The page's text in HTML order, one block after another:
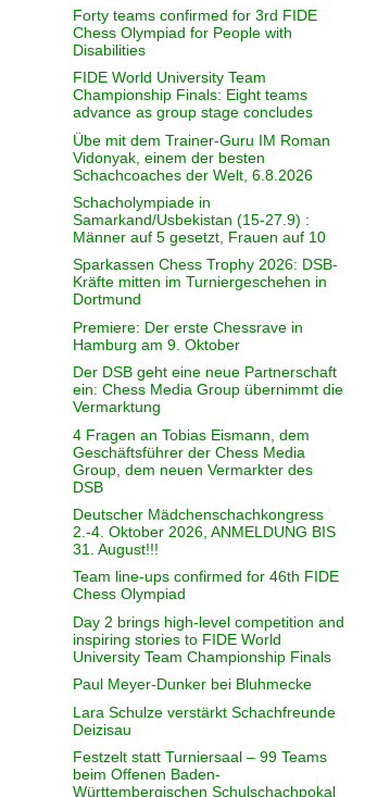
Forty teams confirmed for 3rd FIDE
Chess Olympiad for People with
Disabilities
FIDE World University Team
Championship Finals: Eight teams
advance as group stage concludes
Übe mit dem Trainer-Guru IM Roman
Vidonyak, einem der besten
Schachcoaches der Welt, 6.8.2026
Schacholympiade in
Samarkand/Usbekistan (15-27.9) :
Männer auf 5 gesetzt, Frauen auf 10
Sparkassen Chess Trophy 2026: DSB-
Kräfte mitten im Turniergeschehen in
Dortmund
Premiere: Der erste Chessrave in
Hamburg am 9. Oktober
Der DSB geht eine neue Partnerschaft
ein: Chess Media Group übernimmt die
Vermarktung
4 Fragen an Tobias Eismann, dem
Geschäftsführer der Chess Media
Group, dem neuen Vermarkter des
DSB
Deutscher Mädchenschachkongress
2.-4. Oktober 2026, ANMELDUNG BIS
31. August!!!
Team line-ups confirmed for 46th FIDE
Chess Olympiad
Day 2 brings high-level competition and
inspiring stories to FIDE World
University Team Championship Finals
Paul Meyer-Dunker bei Bluhmecke
Lara Schulze verstärkt Schachfreunde
Deizisau
Festzelt statt Turniersaal – 99 Teams
beim Offenen Baden-
Württembergischen Schulschachpokal